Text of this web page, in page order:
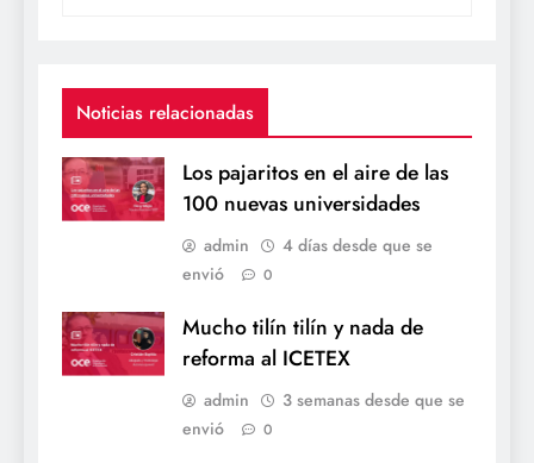
Noticias relacionadas
Los pajaritos en el aire de las
100 nuevas universidades
admin
4 días desde que se
envió
0
Mucho tilín tilín y nada de
reforma al ICETEX
admin
3 semanas desde que se
envió
0